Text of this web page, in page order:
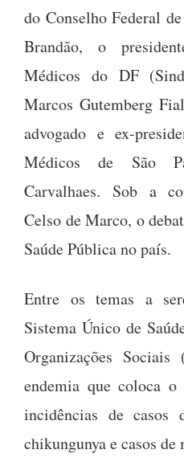
do Conselho Federal
Brandão, o
Médicos do DF
Marcos Gutemberg
advogado e ex-
Médicos de São
Carvalhaes. Sob a
Celso de Marco, o
Saúde Pública no país.
Entre os temas a
Sistema Único de
Organizações
endemia que coloca
incidências de casos
chikungunya e casos